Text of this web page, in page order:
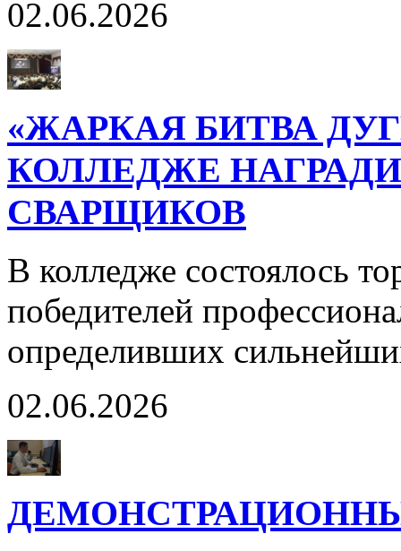
02.06.2026
«ЖАРКАЯ БИТВА
КОЛЛЕДЖЕ
СВАРЩИКОВ
В колледже состоялось
победителей
определивших
02.06.2026